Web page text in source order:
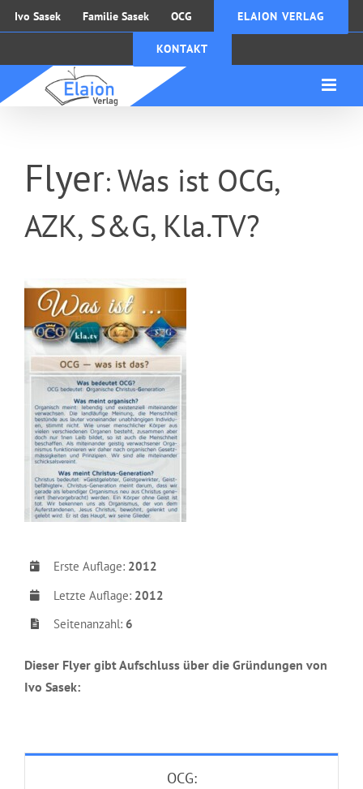
Zum
Inhalt
Ivo Sasek Familie Sasek OCG ELAION VERLAG
KONTAKT
Flyer: Was ist OCG,
AZK, S&G, Kla.TV?
Erste Auflage: 2012
Letzte Auflage: 2012
Seitenanzahl: 6
Dieser Flyer gibt Aufschluss über die Gründungen von
Ivo Sasek:
OCG: